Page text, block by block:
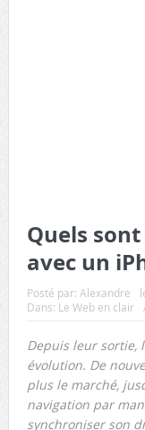
Quels
avec un
Posté par: Alexandre
Dans: Le Web en clair
Depuis leur sortie,
évolution. De
plus le marché,
navigation par
synchroniser son